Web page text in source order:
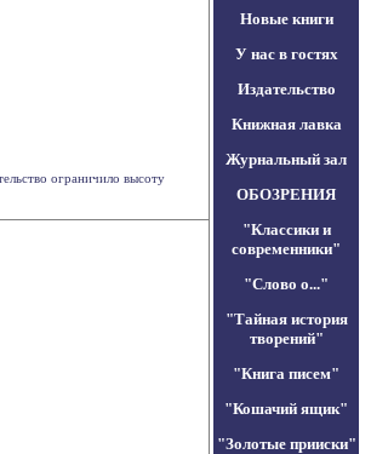
ограничило высоту
Новые книги
У нас в гостях
Издательство
Книжная лавка
Журнальный зал
ОБОЗРЕНИЯ
"Классики и
современники"
"Слово о..."
"Тайная история
творений"
"Книга писем"
"Кошачий ящик"
"Золотые прииски"